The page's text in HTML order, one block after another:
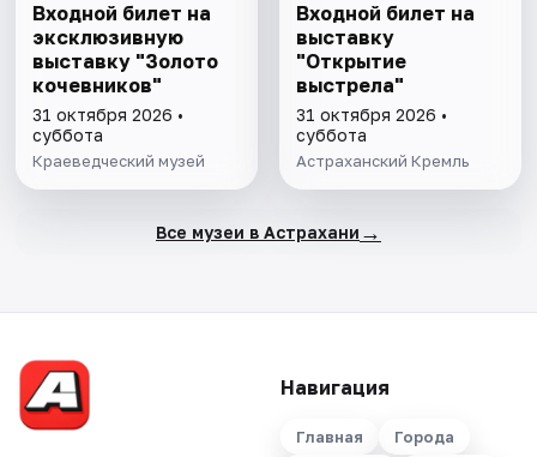
Входной билет на
эксклюзивную
выставку "Золото
кочевников"
31 октября 2026 •
суббота
Краеведческий музей
Входной билет на
выставку
"Открытие
выстрела"
31 октября 2026 •
суббота
Астраханский Кремль
Все музеи в Астрахани →
Навигация
Главная
Города